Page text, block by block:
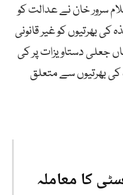
سرور خان نے عدالت کو
کی بھرتیوں کو غیر قانونی
جعلی دستاویزات پر کی
کی بھرتیوں سے متعلق
کا معاملہ